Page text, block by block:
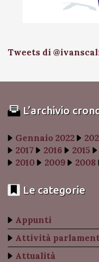
Tweets di
L’archivio
Gennaio 2022
2017
2016 2015
2010
2009 2008
Le categorie
Appunti
Attività
Attualità